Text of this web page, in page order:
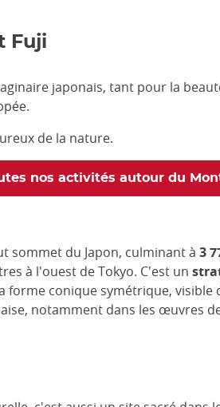
Fuji
japonais, tant pour la
de la nature.
nos activités autour du
sommet du Japon, culminant à 3
à l'ouest de Tokyo. C'est un
forme conique symétrique,
notamment dans les œuvres